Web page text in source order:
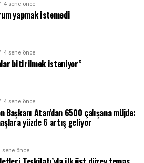
4 sene önce
yapmak istemedi
4 sene önce
bitirilmek isteniyor”
4 sene önce
Başkanı Atan’dan 6500 çalışana müjde:
yüzde 6 artış geliyor
sene önce